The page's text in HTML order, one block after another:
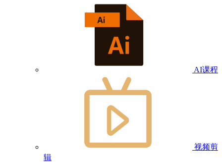
AI课程
视频剪
辑